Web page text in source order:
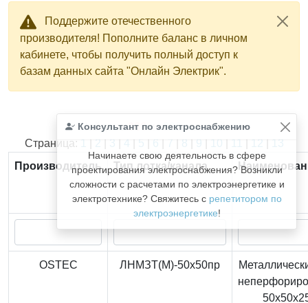
Поддержите отечественного
производителя! Пополните баланс в личном
кабинете, чтобы получить полный доступ к
базам данных сайта "Онлайн Электрик".
Консультант по электроснабжению
Начинаете свою деятельность в сфере
проектирования электроснабжения? Возникли
сложности с расчетами по электроэнергетике и
электротехнике? Свяжитесь с репетитором по
электроэнергетике!
Найдено366из366записей.
Страница: 1 | 2 | 3 | 4 | 5 | 6 | 7 | 8 | 9 | 10 | 11 | 12 | 13
Производитель
Тип лотка/канала
OSTEC ЛНМЗТ(М)-50x50пр